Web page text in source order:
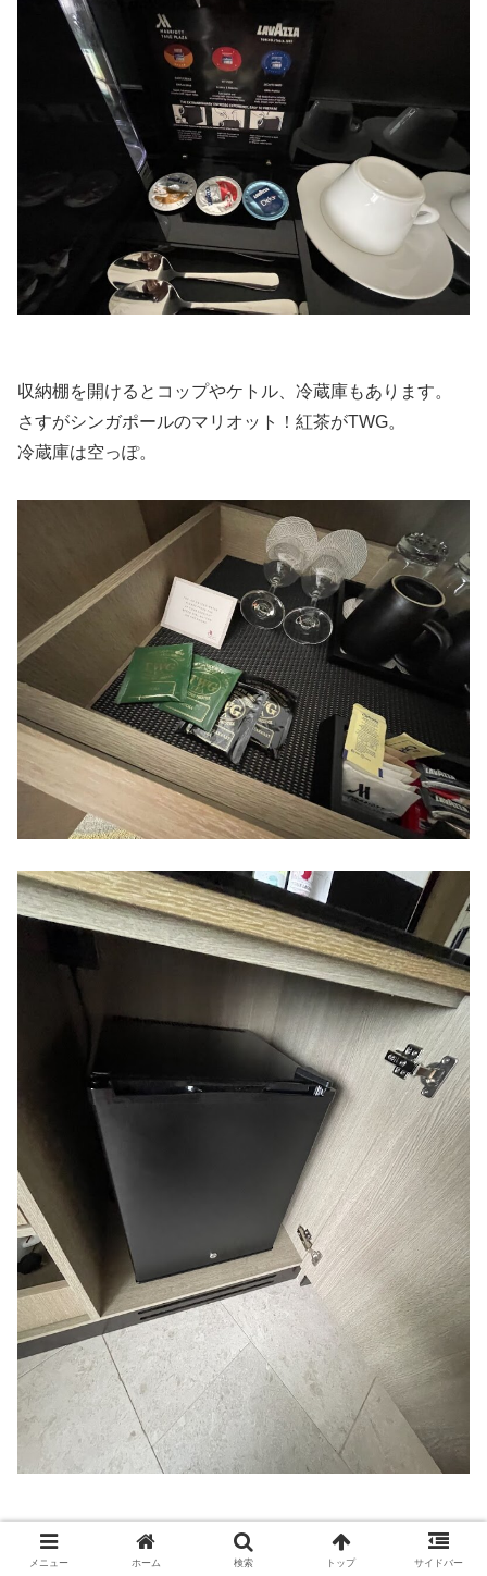
収納棚を開けるとコップやケトル、冷蔵庫もあります。
さすがシンガポールのマリオット！紅茶がTWG。
冷蔵庫は空っぽ。
バスロープ、室内スリッパ、ドライヤーもあります。
メニュー ホーム 検索 トップ サイドバー